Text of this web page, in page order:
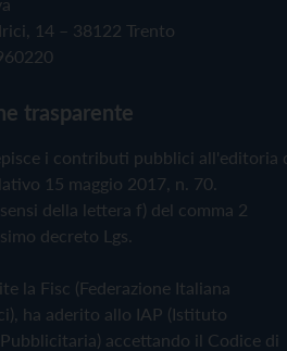
14 – 38122 Trento
trasparente
i contributi pubblici all'editoria
15 maggio 2017, n. 70.
della lettera f) del comma 2
decreto Lgs.
la Fisc (Federazione Italiana
ha aderito allo IAP (Istituto
accettando il Codice di